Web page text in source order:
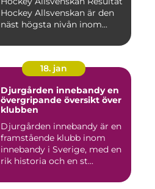
Hockey Allsvenskan är den
näst högsta nivån inom...
18. jan
Djurgården innebandy en
övergripande översikt över
klubben
Djurgården innebandy är en
framstående klubb inom
innebandy i Sverige, med en
rik historia och en st...